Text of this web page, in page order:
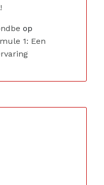
op
1: Een